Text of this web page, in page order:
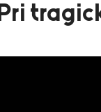
Pri